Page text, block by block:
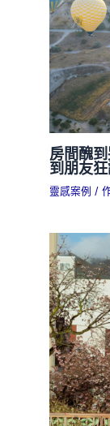
房間醜
到朋友狂
靈感案例 /